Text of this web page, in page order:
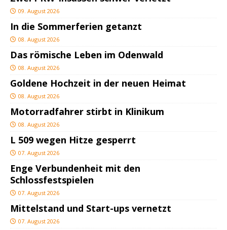
09. August 2026
In die Sommerferien getanzt
08. August 2026
Das römische Leben im Odenwald
08. August 2026
Goldene Hochzeit in der neuen Heimat
08. August 2026
Motorradfahrer stirbt in Klinikum
08. August 2026
L 509 wegen Hitze gesperrt
07. August 2026
Enge Verbundenheit mit den
Schlossfestspielen
07. August 2026
Mittelstand und Start-ups vernetzt
07. August 2026